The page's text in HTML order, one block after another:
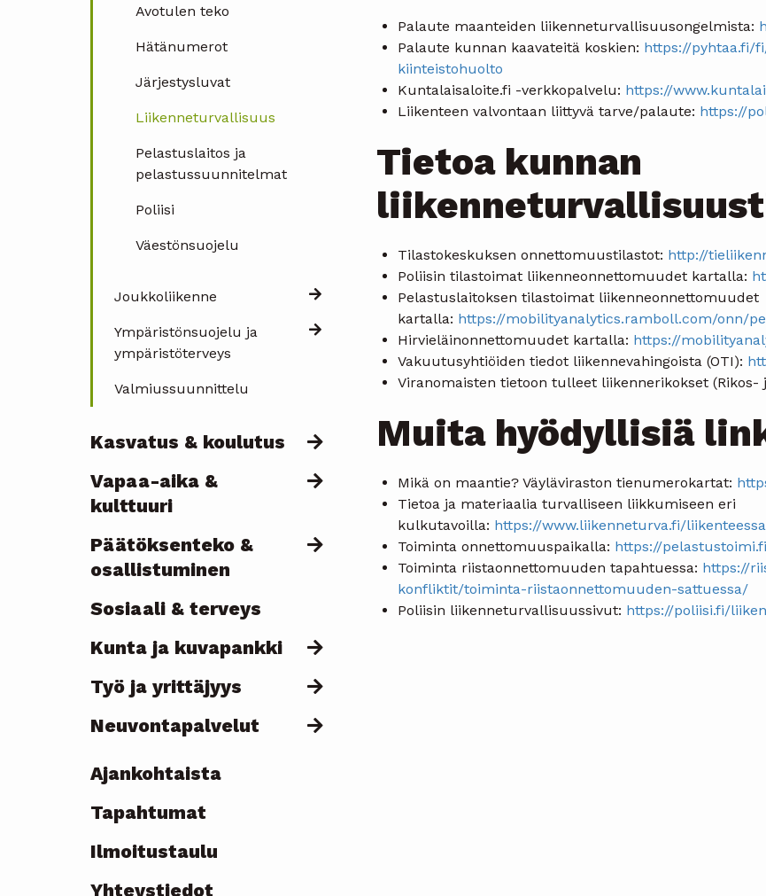
Avotulen teko
Hätänumerot
Järjestysluvat
Liikenneturvallisuus
Pelastuslaitos ja
pelastussuunnitelmat
Poliisi
Väestönsuojelu
Joukkoliikenne
Ympäristönsuojelu ja
ympäristöterveys
Valmiussuunnittelu
Kasvatus & koulutus
Vapaa-aika &
kulttuuri
Päätöksenteko &
osallistuminen
Sosiaali & terveys
Kunta ja kuvapankki
Työ ja yrittäjyys
Neuvontapalvelut
Topmenu
-
current
Ajankohtaista
Tapahtumat
Ilmoitustaulu
Yhteystiedot
Palaute maanteiden liikenneturvallisuusongelmista:
Palaute kunnan kaavateitä koskien: https://pyhtaa.fi/
kiinteistohuolto
Kuntalaisaloite.fi -verkkopalvelu: https://
Liikenteen valvontaan liittyvä tarve/palaute: https://
Tietoa kunnan
Tilastokeskuksen onnettomuustilastot: http://
Poliisin tilastoimat liikenneonnettomuudet kartalla:
Pelastuslaitoksen tilastoimat liikenneonnettomuudet
kartalla: https://mobilityanalytics.ramboll.com/onn/
Hirvieläinonnettomuudet kartalla: https://
Vakuutusyhtiöiden tiedot liikennevahingoista (OTI):
Viranomaisten tietoon tulleet liikennerikokset (Rikos-
Muita hyödyllisiä
Mikä on maantie? Väyläviraston tienumerokartat:
Tietoa ja materiaalia turvalliseen liikkumiseen eri
kulkutavoilla: https://www.liikenneturva.fi/
Toiminta onnettomuuspaikalla: https://
Toiminta riistaonnettomuuden tapahtuessa: https://
konfliktit/toiminta-riistaonnettomuuden-sattuessa/
Poliisin liikenneturvallisuussivut: https://poliisi.fi/